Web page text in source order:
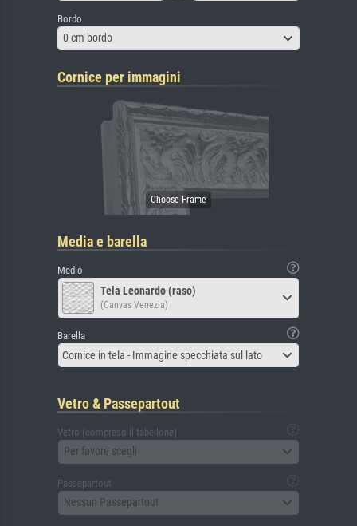
Bordo
0 cm bordo
Cornice per immagini
Media e barella
Medio
Tela Leonardo (raso)
(Canvas Venezia)
Barella
Cornice in tela - Immagine specchiata sul lato
Vetro & Passepartout
Vetro (compreso il tabellone)
Per favore scegli
Passepartout
Nessun Passepartout